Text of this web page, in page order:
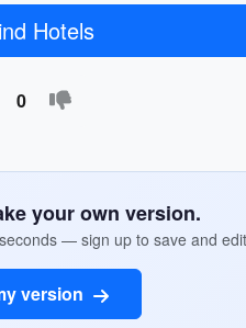
Hotels
0
your own version.
— sign up to save and
version